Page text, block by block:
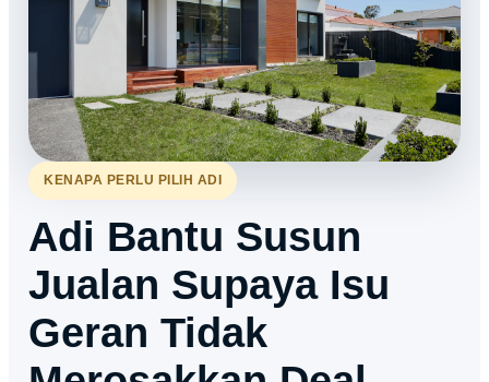
KENAPA PERLU PILIH ADI
Adi Bantu Susun
Jualan Supaya Isu
Geran Tidak